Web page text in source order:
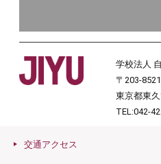
学校法人
〒203-
東京都東
TEL:042-
交通アクセス